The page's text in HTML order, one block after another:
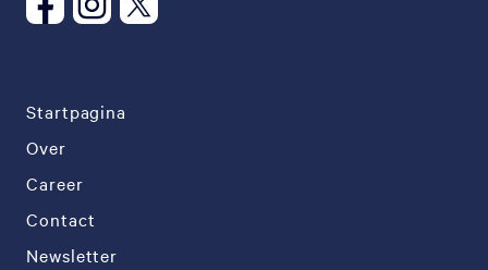
Startpagina
Over
Career
Contact
Newsletter